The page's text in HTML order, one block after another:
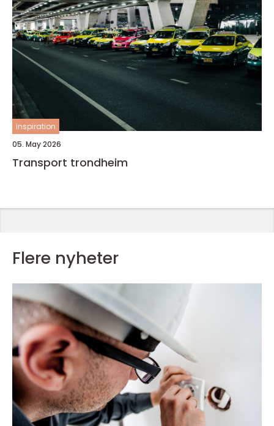
inspiration
05. May 2026
Transport trondheim
Flere nyheter